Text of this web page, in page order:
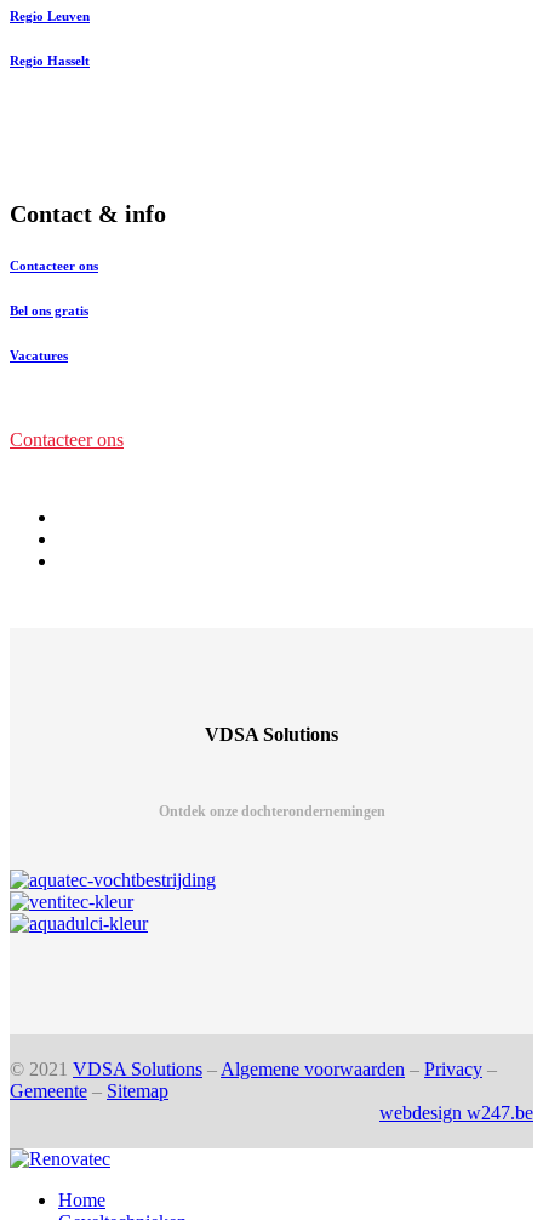
Regio Leuven
Regio Hasselt
Contact & info
Contacteer ons
Bel ons gratis
Vacatures
Contacteer ons
VDSA Solutions
Ontdek onze dochterondernemingen
© 2021 VDSA Solutions – Algemene voorwaarden – Privacy –
Gemeente – Sitemap
webdesign w247.be
Home